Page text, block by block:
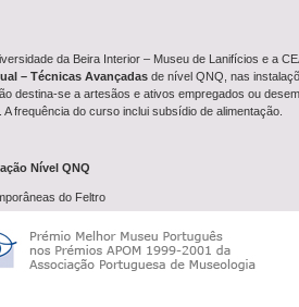
da Beira Interior – Museu de Lanifícios e a
– Técnicas Avançadas de nível QNQ, nas
destina-se a artesãos e ativos empregados ou
frequência do curso inclui subsídio de alimentação.
Nível QNQ
do Feltro
Técnica da Feltragem com Água e Sabão
à Técnica da Feltragem com Agulhas
Lãs e Outros Materiais
de Vestuário e Acessórios de Moda